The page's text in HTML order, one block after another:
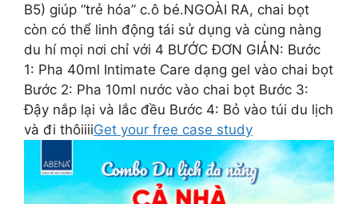
B5) giúp “trẻ hóa” c.ô bé.​ NGOÀI RA, chai bọt
còn có thể linh động tái sử dụng và cùng nàng
du hí mọi nơi chỉ với 4 BƯỚC ĐƠN GIẢN: ​ Bước
1: Pha 40ml Intimate Care dạng gel vào chai bọt
​ Bước 2: Pha 10ml nước vào chai bọt ​ Bước 3:
Đậy nắp lại và lắc đều Bước 4: Bỏ vào túi du lịch
và đi thôiiii​Get your free case study